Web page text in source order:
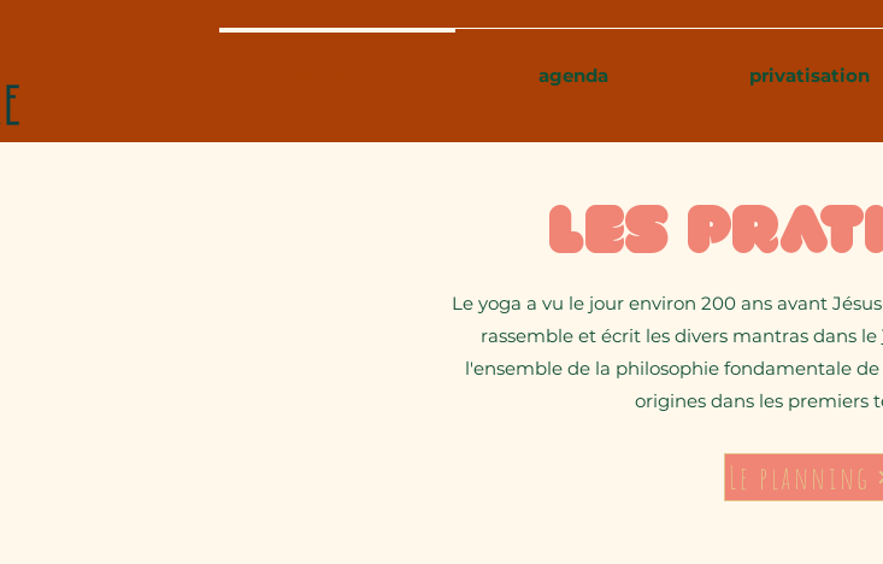
agenda privatisation
Les
Le yoga a vu le jour environ 200 ans avant
rassemble et écrit les divers mantras dans le
l'ensemble de la philosophie fondamentale
origines dans les premiers
Le planning